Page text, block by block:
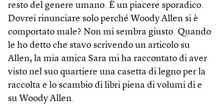
resto del genere umano. È un piacere sporadico.
Dovrei rinunciare solo perché Woody Allen si è
comportato male? Non mi sembra giusto. Quando
le ho detto che stavo scrivendo un articolo su
Allen, la mia amica Sara mi ha raccontato di aver
visto nel suo quartiere una casetta di legno per la
raccolta e lo scambio di libri piena di volumi di e
su Woody Allen.